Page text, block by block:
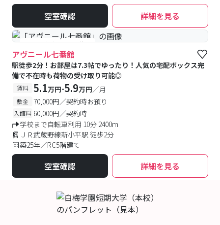
空室確認 詳細を見る
#予約受付中 #空室待ち
アヴニール七番館
駅徒歩2分！お部屋は7.3帖でゆったり！人気の宅配ボックス完
備で不在時も荷物の受け取り可能◎
賃料 5.1万円-5.9万円／月
敷金 70,000円／契約時お預り
入館料 60,000円／契約時
学校まで自転車利用 10分 2400m
ＪＲ武蔵野線新小平駅 徒歩2分
築25年／RC5階建て
空室確認 詳細を見る